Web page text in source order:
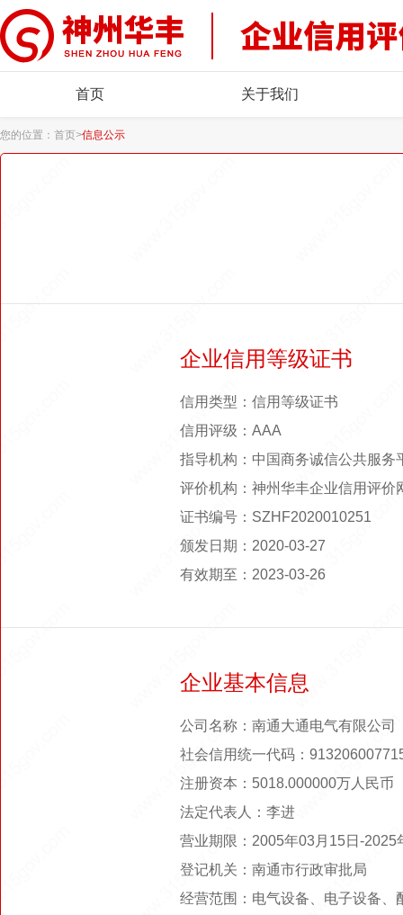
首页 关于我们
您的位置： 首页>信息公示
企业信用等级证书
信用类型：信用等级证书
信用评级：AAA
指导机构：中国商务诚信公共服务
评价机构：神州华丰企业信用评价
证书编号：SZHF2020010251
颁发日期：2020-03-27
有效期至：2023-03-26
企业基本信息
公司名称：南通大通电气有限公司
社会信用统一代码：
注册资本：5018.000000万人民币
法定代表人：李进
营业期限：2005年03月15日-
登记机关：南通市行政审批局
经营范围：电气设备、电子设备